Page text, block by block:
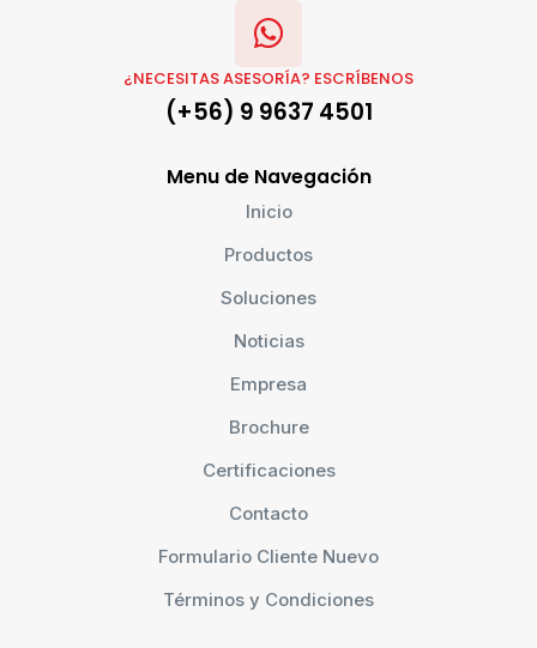
¿NECESITAS ASESORÍA? ESCRÍBENOS
(+56) 9 9637 4501
Menu de Navegación
Inicio
Productos
Soluciones
Noticias
Empresa
Brochure
Certificaciones
Contacto
Formulario Cliente Nuevo
Términos y Condiciones